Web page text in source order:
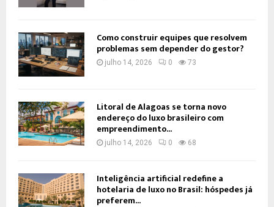
Como construir equipes que resolvem
problemas sem depender do gestor?
julho 14, 2026 0 73
Litoral de Alagoas se torna novo
endereço do luxo brasileiro com
empreendimento...
julho 14, 2026 0 68
Inteligência artificial redefine a
hotelaria de luxo no Brasil: hóspedes já
preferem...